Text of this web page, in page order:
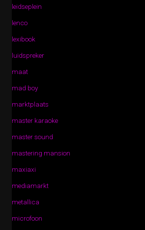
leidseplein
lenco
lexibook
luidspreker
maat
mad boy
marktplaats
master karaoke
master sound
mastering mansion
maxiaxi
mediamarkt
metallica
microfoon